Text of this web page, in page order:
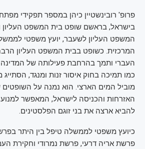
פרופ' רובינשטיין כיהן במספר תפקידי
בישראל, בראשם שופט בית המשפט העליון
המשפט העליון לשעבר, יועץ משפטי
המרכזית. כשופט בבית המשפט העליון
העברי ותמך בהרחבת פעילותה של המדינה
כמו תמיכה בחוק איסור זנות ומנגד, הסתייג
מוביל המים הארצי. הוא נמנה על
האזרחות והכניסה לישראל, המאפשר
להביא ארצה את בני זוגם הפלסטינים.
כיועץ משפטי לממשלה טיפל בין היתר
פרשת אריה דרעי, פרשת נמרודי וחקירת